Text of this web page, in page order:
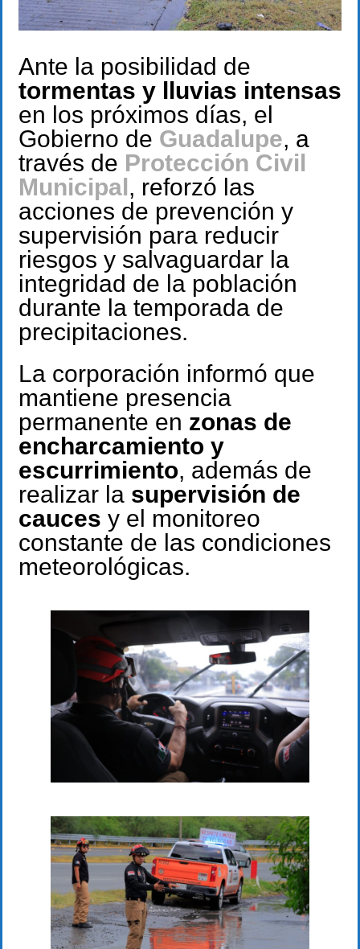
Ante la posibilidad de
tormentas y lluvias intensas
en los próximos días, el
Gobierno de Guadalupe, a
través de Protección Civil
Municipal, reforzó las
acciones de prevención y
supervisión para reducir
riesgos y salvaguardar la
integridad de la población
durante la temporada de
precipitaciones.
La corporación informó que
mantiene presencia
permanente en zonas de
encharcamiento y
escurrimiento, además de
realizar la supervisión de
cauces y el monitoreo
constante de las condiciones
meteorológicas.